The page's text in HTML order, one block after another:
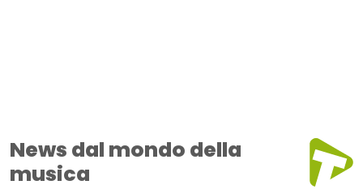
News dal mondo della
musica